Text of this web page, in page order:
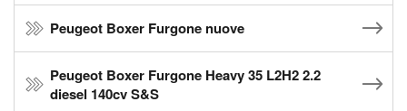
Peugeot Boxer Furgone nuove
Peugeot Boxer Furgone Heavy 35 L2H2 2.2
diesel 140cv S&S